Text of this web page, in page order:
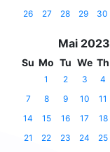
26
27 28 29 30
Mai 2023
Su Mo Tu We Th
1 2 3 4
7
8 9 10 11
14
15 16 17 18
21
22 23 24 25